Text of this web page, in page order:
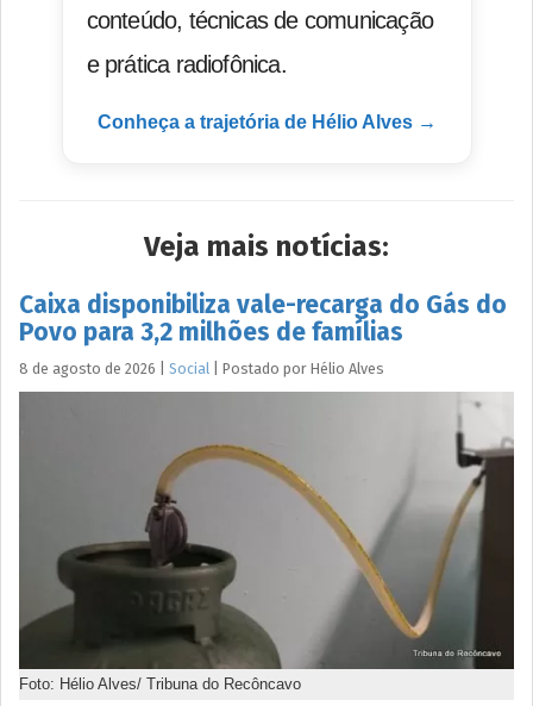
conteúdo, técnicas de comunicação
e prática radiofônica.
Conheça a trajetória de Hélio Alves →
Veja mais notícias:
Caixa disponibiliza vale-recarga do Gás do
Povo para 3,2 milhões de famílias
8 de agosto de 2026 Social Postado por Hélio Alves
Foto: Hélio Alves/ Tribuna do Recôncavo